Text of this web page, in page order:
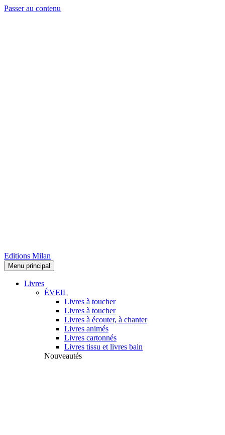
Passer au contenu
Editions Milan
Menu principal
Livres
ÉVEIL
Livres à toucher
Livres à toucher
Livres à écouter, à chanter
Livres animés
Livres cartonnés
Livres tissu et livres bain
Nouveautés